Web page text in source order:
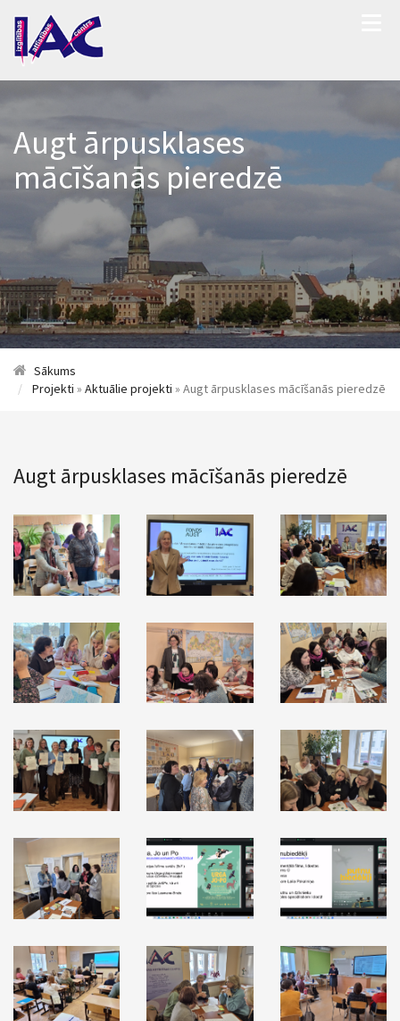
Augt ārpusklases
mācīšanās pieredzē
Sākums
Projekti » Aktuālie projekti » Augt ārpusklases mācīšanās pieredzē
Augt ārpusklases mācīšanās pieredzē